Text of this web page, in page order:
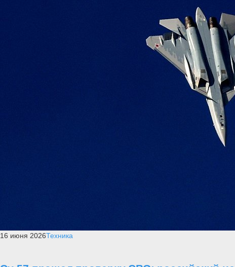
16 июня 2026Техника